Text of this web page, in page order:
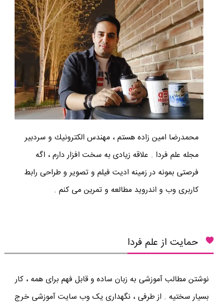
محمدرضا امين زاده هستم ، مهندس الكترونيك و سردبير
مجله علم فردا . علاقه زیادی به سخت افزار دارم ، اگه
فرصتی بمونه در زمینه ادیت فیلم و تصویر و طراحی رابط
کاربری وب و اندروید مطالعه و تمرین می کنم .
حمایت از علم فردا
نوشتن مطالب آموزشی به زبان ساده و قابل فهم برای همه ، کار
بسیار سختیه . از طرفی ، نگهداری یک وب سایت آموزشی خرج